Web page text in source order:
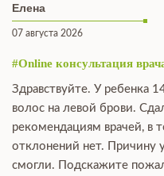
Елена
07 августа 2026
#Online консультация
Здравствуйте. У ребенка
волос на левой брови.
рекомендациям врачей, в
отклонений нет. Причину
смогли. Подскажите